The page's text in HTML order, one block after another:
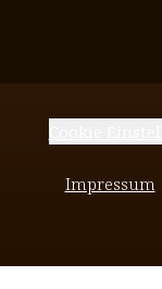
Impressum